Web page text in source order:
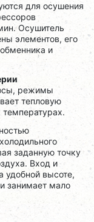
для осушения
Осушитель
элементов, его
и
режимы
тепловую
заданную точку
Вход и
удобной высоте,
занимает мало